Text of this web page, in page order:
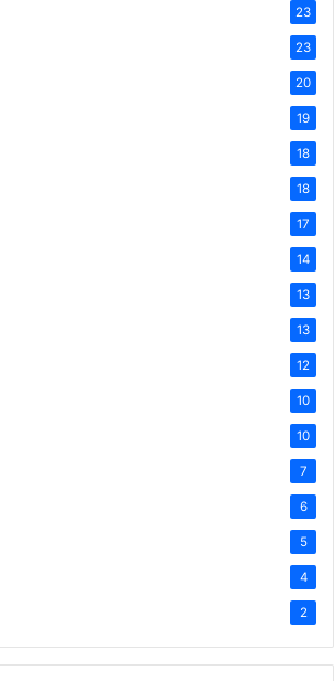
23
23
20
19
18
18
17
14
13
13
12
10
10
7
6
5
4
2